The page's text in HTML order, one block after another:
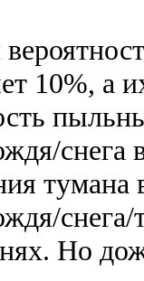
10%, а
снега
тумана
Но